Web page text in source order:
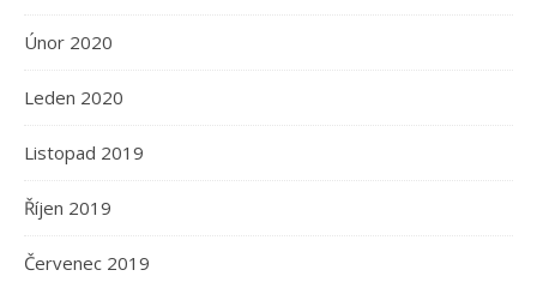
Únor 2020
Leden 2020
Listopad 2019
Říjen 2019
Červenec 2019